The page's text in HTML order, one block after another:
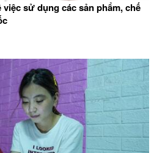
sử dụng các sản phẩm, chế